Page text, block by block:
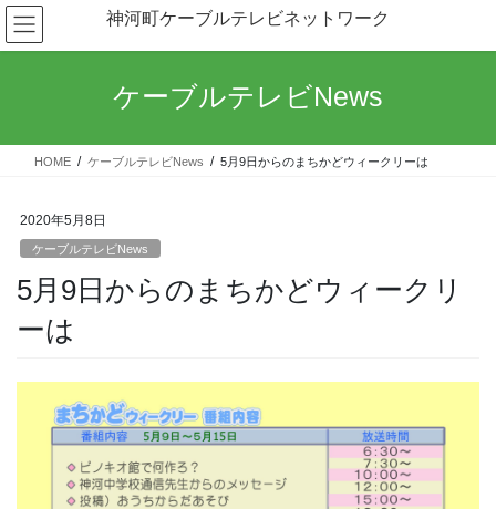
コ
ン
テ
ス
ナ
ビ
ゲ
ン
神河町ケーブルテレビネットワーク
ケーブルテレビNews
HOME ケーブルテレビNews 5月9日からのまちかどウィークリーは
2020年5月8日
ケーブルテレビNews
5月9日からのまちかどウィークリ
ーは